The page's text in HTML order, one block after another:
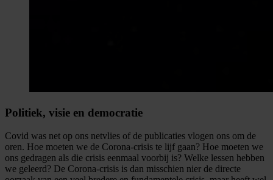
Politiek, visie en democratie
Covid was net op ons netvlies of de publicaties vlogen ons om de
oren. Hoe moeten we de Corona-crisis te lijf gaan? Hoe moeten we
ons gedragen als die crisis eenmaal voorbij is? Welke lessen hebben
we geleerd? De Corona-crisis is dan misschien nier de directe